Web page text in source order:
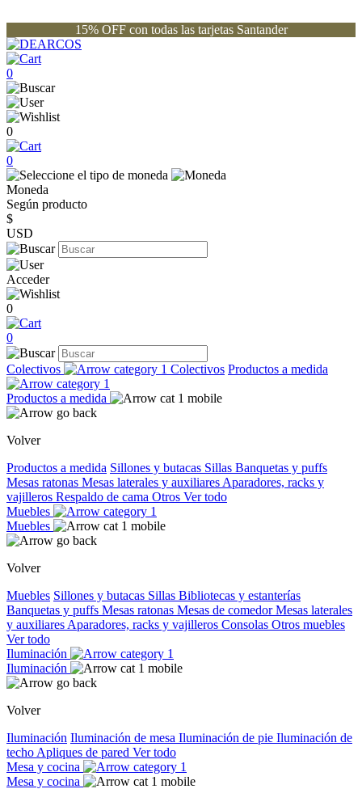
15% OFF con todas las tarjetas Santander
0
0
0
Moneda
Según producto
$
USD
Acceder
0
0
Colectivos Colectivos Productos a medida
Productos a medida
Volver
Productos a medida Sillones y butacas Sillas Banquetas y puffs
Mesas ratonas Mesas laterales y auxiliares Aparadores, racks y
vajilleros Respaldo de cama Otros Ver todo
Muebles
Muebles
Volver
Muebles Sillones y butacas Sillas Bibliotecas y estanterías
Banquetas y puffs Mesas ratonas Mesas de comedorMesas laterales
y auxiliares Aparadores, racks y vajilleros Consolas Otros muebles
Ver todo
Iluminación
Iluminación
Volver
Iluminación Iluminación de mesa Iluminación de pie Iluminación de
techo Apliques de pared Ver todo
Mesa y cocina
Mesa y cocina